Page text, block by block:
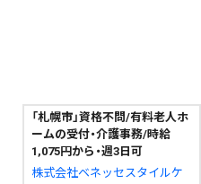
「札幌市」資格不問/有料老人ホ
ームの受付・介護事務/時給
1,075円から・週3日可
株式会社ベネッセスタイルケ